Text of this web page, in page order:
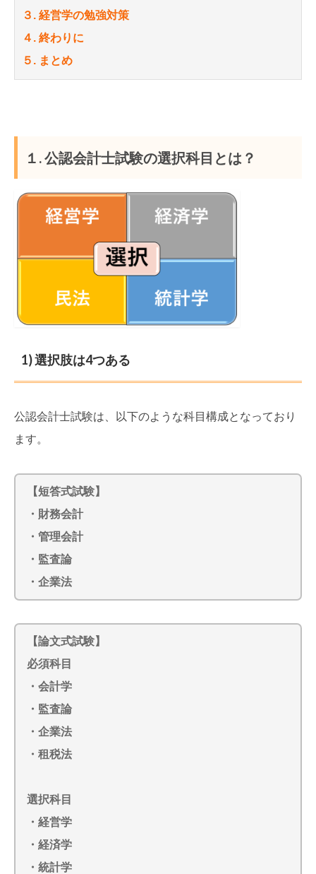
３. 経営学の勉強対策
４. 終わりに
５. まとめ
１. 公認会計士試験の選択科目とは？
1) 選択肢は4つある
公認会計士試験は、以下のような科目構成となっており
ます。
【短答式試験】
・財務会計
・管理会計
・監査論
・企業法
【論文式試験】
必須科目
・会計学
・監査論
・企業法
・租税法
選択科目
・経営学
・経済学
・統計学